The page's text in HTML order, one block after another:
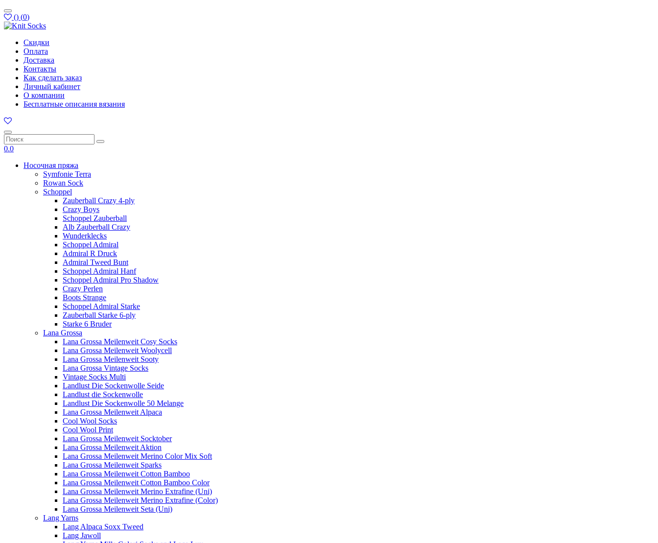
() (0)
Скидки
Оплата
Доставка
Контакты
Как сделать заказ
Личный кабинет
О компании
Бесплатные описания вязания
0.0
Носочная пряжа
Symfonie Terra
Rowan Sock
Schoppel
Zauberball Crazy 4-ply
Crazy Boys
Schoppel Zauberball
Alb Zauberball Crazy
Wunderklecks
Schoppel Admiral
Admiral R Druck
Admiral Tweed Bunt
Schoppel Admiral Hanf
Schoppel Admiral Pro Shadow
Crazy Perlen
Boots Strange
Schoppel Admiral Starke
Zauberball Starke 6-ply
Starke 6 Bruder
Lana Grossa
Lana Grossa Meilenweit Cosy Socks
Lana Grossa Meilenweit Woolycell
Lana Grossa Meilenweit Sooty
Lana Grossa Vintage Socks
Vintage Socks Multi
Landlust Die Sockenwolle Seide
Landlust die Sockenwolle
Landlust Die Sockenwolle 50 Melange
Lana Grossa Meilenweit Alpaca
Cool Wool Socks
Cool Wool Print
Lana Grossa Meilenweit Socktober
Lana Grossa Meilenweit Aktion
Lana Grossa Meilenweit Merino Color Mix Soft
Lana Grossa Meilenweit Sparks
Lana Grossa Meilenweit Cotton Bamboo
Lana Grossa Meilenweit Cotton Bamboo Color
Lana Grossa Meilenweit Merino Extrafine (Uni)
Lana Grossa Meilenweit Merino Extrafine (Color)
Lana Grossa Meilenweit Seta (Uni)
Lang Yarns
Lang Alpaca Soxx Tweed
Lang Jawoll